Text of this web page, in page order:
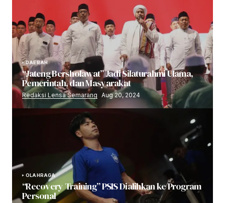
DAERAH
“Jateng Bersholawat” Jadi Silaturahmi Ulama,
Pemerintah, dan Masyarakat
Redaksi Lensa Semarang Aug 20, 2024
OLAHRAGA
“Recovery Training” PSIS Dialihkan ke Program
Personal